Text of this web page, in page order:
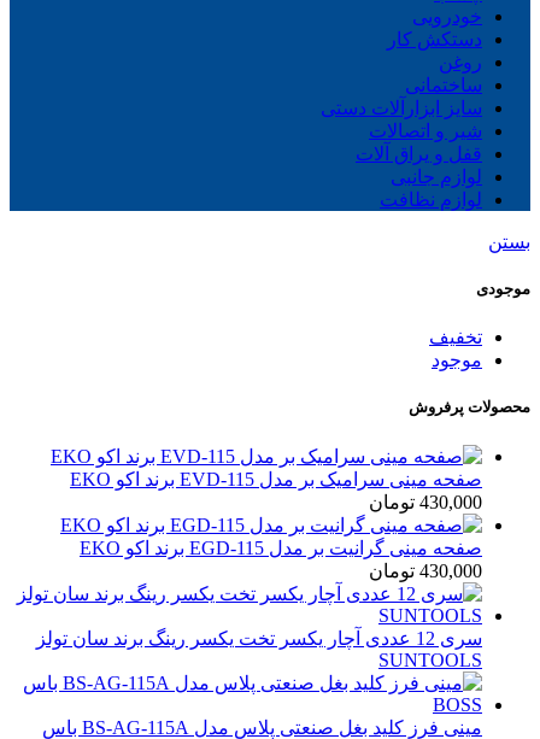
خودرویی
دستکش کار
روغن
ساختمانی
سایز ابزارآلات دستی
شیر و اتصالات
قفل و یراق آلات
لوازم جانبی
لوازم نظافت
بستن
موجودی
تخفیف
موجود
محصولات پرفروش
صفحه مینی سرامیک بر مدل EVD-115 برند اکو EKO
430,000 تومان
صفحه مینی گرانیت بر مدل EGD-115 برند اکو EKO
430,000 تومان
سری 12 عددی آچار یکسر تخت یکسر رینگ برند سان تولز
SUNTOOLS
مینی فرز کلید بغل صنعتی پلاس مدل BS-AG-115A باس